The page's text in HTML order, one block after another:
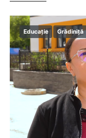
Educație Grădiniță